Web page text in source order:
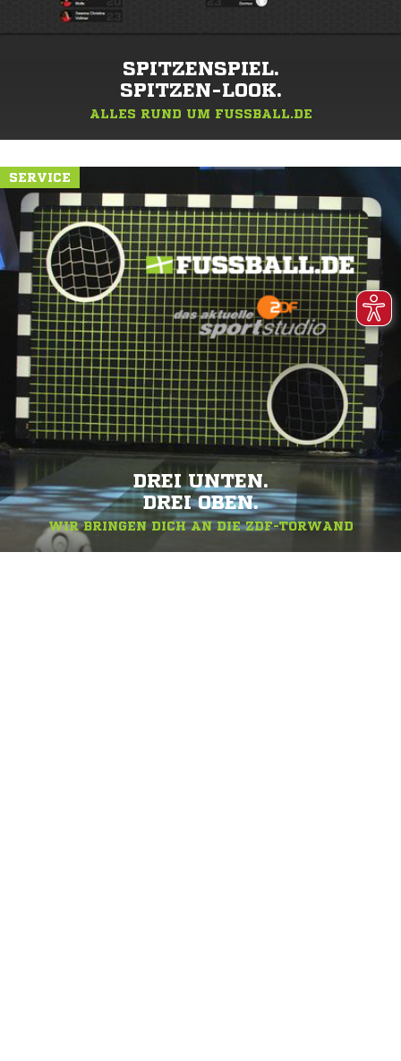
SPITZENSPIEL.
SPITZEN-LOOK.
ALLES RUND UM FUSSBALL.DE
SERVICE
DREI UNTEN.
DREI OBEN.
WIR BRINGEN DICH AN DIE ZDF-TORWAND